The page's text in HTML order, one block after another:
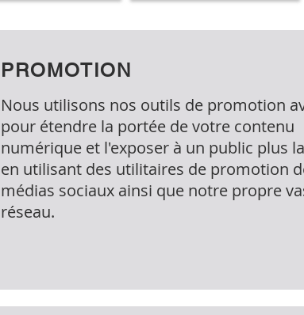
PROMOTION
Nous utilisons nos outils de promotion
pour étendre la portée de votre contenu
numérique et l'exposer à un public plus
en utilisant des utilitaires de promotion
médias sociaux ainsi que notre propre
réseau.